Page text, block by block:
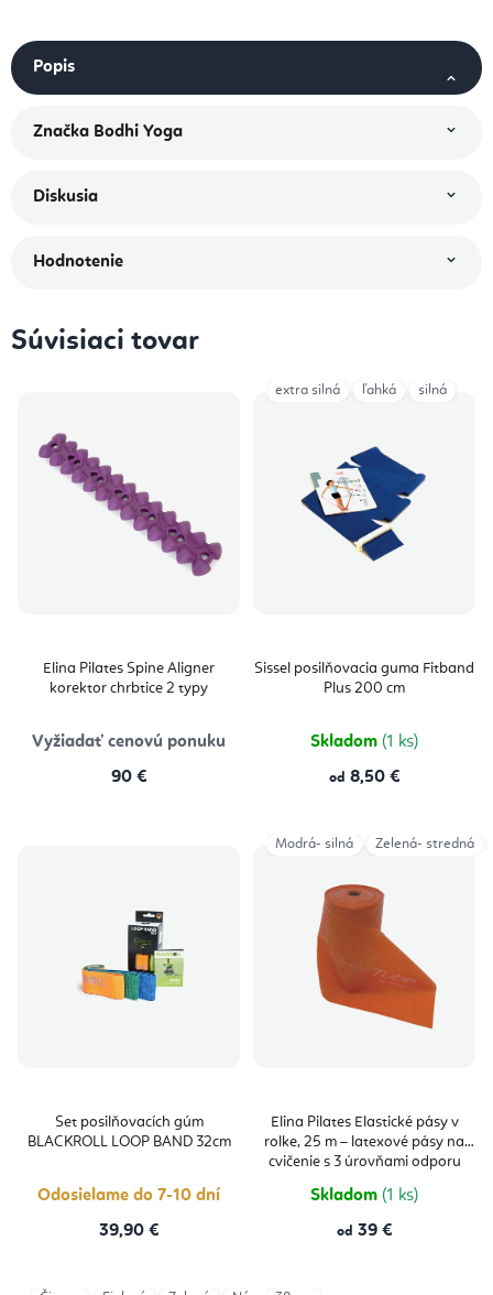
Popis
Značka Bodhi Yoga
Diskusia
Hodnotenie
Súvisiaci tovar
Elina Pilates Spine Aligner
korektor chrbtice 2 typy
Vyžiadať cenovú ponuku
90 €
Sissel posilňovacia guma Fitband
Plus 200 cm
Skladom (1 ks)
od 8,50 €
extra silná ľahká silná
Set posilňovacích gúm
BLACKROLL LOOP BAND 32cm
Odosielame do 7-10 dní
39,90 €
Elina Pilates Elastické pásy v
rolke, 25 m – latexové pásy na
cvičenie s 3 úrovňami odporu
Skladom (1 ks)
od 39 €
Modrá- silná Zelená- stredná